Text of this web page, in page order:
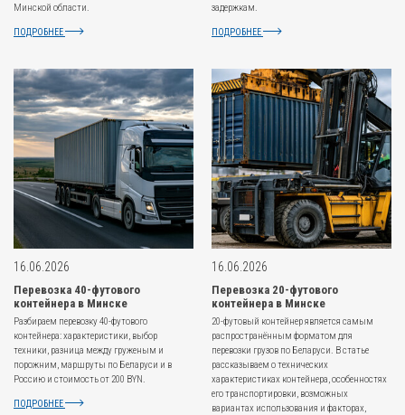
Минской области.
ПОДРОБНЕЕ
задержкам.
ПОДРОБНЕЕ
16.06.2026
Перевозка 40-футового
контейнера в Минске
Разбираем перевозку 40-футового
контейнера: характеристики, выбор
техники, разница между груженым и
порожним, маршруты по Беларуси и в
Россию и стоимость от 200 BYN.
ПОДРОБНЕЕ
16.06.2026
Перевозка 20-футового
контейнера в Минске
20-футовый контейнер является самым
распространённым форматом для
перевозки грузов по Беларуси. В статье
рассказываем о технических
характеристиках контейнера, особенностях
его транспортировки, возможных
вариантах использования и факторах,